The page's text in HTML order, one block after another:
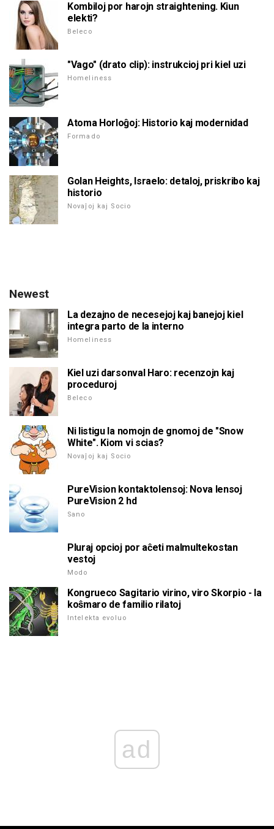
Kombiloj por harojn straightening. Kiun
elekti?
Beleco
"Vago" (drato clip): instrukcioj pri kiel uzi
Homeliness
Atoma Horloĝoj: Historio kaj modernidad
Formado
Golan Heights, Israelo: detaloj, priskribo kaj
historio
Novaĵoj kaj Socio
Newest
La dezajno de necesejoj kaj banejoj kiel
integra parto de la interno
Homeliness
Kiel uzi darsonval Haro: recenzojn kaj
proceduroj
Beleco
Ni listigu la nomojn de gnomoj de "Snow
White". Kiom vi scias?
Novaĵoj kaj Socio
PureVision kontaktolensoj: Nova lensoj
PureVision 2 hd
Sano
Pluraj opcioj por aĉeti malmultekostan
vestoj
Modo
Kongrueco Sagitario virino, viro Skorpio - la
koŝmaro de familio rilatoj
Intelekta evoluo
ad